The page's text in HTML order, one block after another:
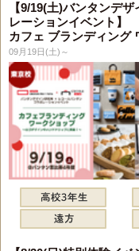
【9/19(土)バンタンデ
レーションイベント】
カフェ ブランディング
09月19日(土)～